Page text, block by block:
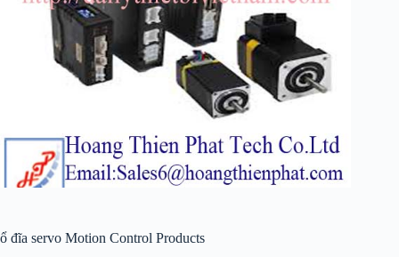
ổ đĩa servo Motion Control Products